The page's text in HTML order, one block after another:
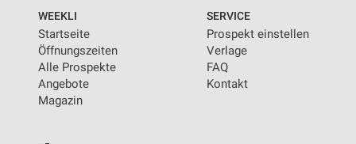
WEEKLI
Startseite
Öffnungszeiten
Alle Prospekte
Angebote
Magazin
SERVICE
Prospekt einstellen
Verlage
FAQ
Kontakt